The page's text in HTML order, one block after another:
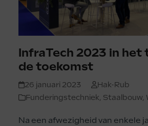
InfraTech 2023 in het
de toekomst
26 januari 2023
Hak-Rub
Funderingstechniek, Staalbouw,
Na een afwezigheid van enkele